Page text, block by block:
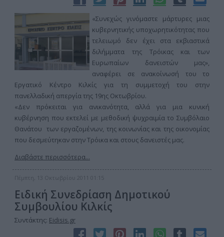
«Συνεχώς γινόμαστε μάρτυρες μιας
κυβερνητικής υποχωρητικότητας που
τελειωμό δεν έχει στα εκβιαστικά
διλήμματα της Τρόικας και των
Ευρωπαίων δανειστών μας»,
αναφέρει σε ανακοίνωσή του το
Εργατικό Κέντρο Κιλκίς για τη συμμετοχή του στην
πανελλαδική απεργία της 19ης Οκτωβρίου.
«Δεν πρόκειται για ανικανότητα, αλλά για μια κυνική
κυβέρνηση που εκτελεί με μεθοδική ψυχραιμία το Συμβόλαιο
Θανάτου των εργαζομένων, της κοινωνίας και της οικονομίας
που δεσμεύτηκαν στην Τρόικα και στους δανειστές μας.
Διαβάστε περισσότερα...
Πέμπτη, 13 Οκτωβρίου 2011 01:15
Ειδική Συνεδρίαση Δημοτικού
Συμβουλίου Κιλκίς
Συντάκτης: Eidisis.gr